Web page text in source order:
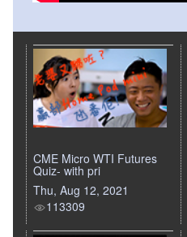
CME Micro WTI Futures
Quiz- with pri
Thu, Aug 12, 2021
113309